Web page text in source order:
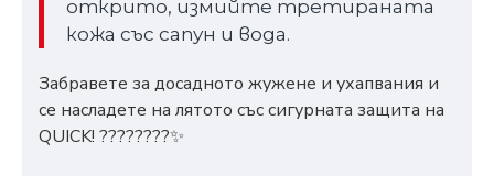
открито, измийте третираната
кожа със сапун и вода.
Забравете за досадното жужене и ухапвания и
се насладете на лятото със сигурната защита на
QUICK! ????????✨